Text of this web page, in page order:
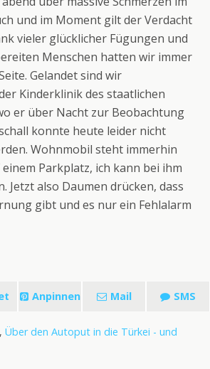
und im Moment gilt der Verdacht
vieler glücklicher Fügungen und
Menschen hatten wir immer
Gelandet sind wir
Kinderklinik des staatlichen
er über Nacht zur Beobachtung
konnte heute leider nicht
Wohnmobil steht immerhin
Parkplatz, ich kann bei ihm
Jetzt also Daumen drücken, dass
gibt und es nur ein Fehlalarm
Anpinnen Mail SMS
, Über den Autoput in die Türkei - und